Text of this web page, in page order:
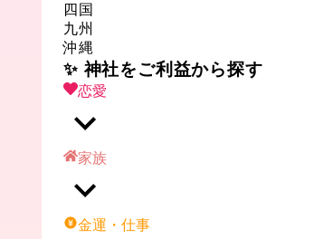
四国
九州
沖縄
✨ 神社をご利益から探す
恋愛
家族
金運・仕事